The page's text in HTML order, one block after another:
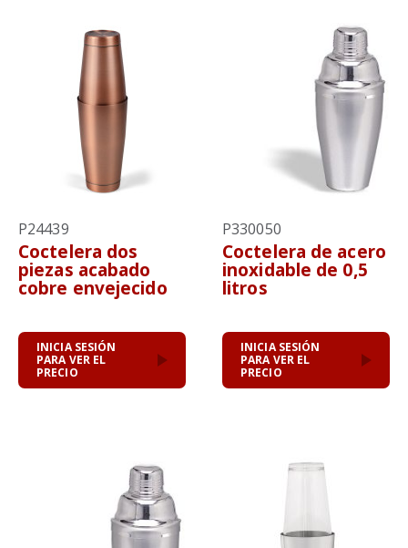
P24439
Coctelera dos
piezas acabado
cobre envejecido
INICIA SESIÓN
PARA VER EL
PRECIO
P330050
Coctelera de acero
inoxidable de 0,5
litros
INICIA SESIÓN
PARA VER EL
PRECIO